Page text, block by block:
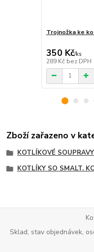
Trojnožka ke
350 Kč/ks
289 Kč bez DPH
Zboží zařazeno v
KOTLÍKOVÉ SOUPRAVY
KOTLÍKY SO SMALT.
Sklad, stav objednávek,